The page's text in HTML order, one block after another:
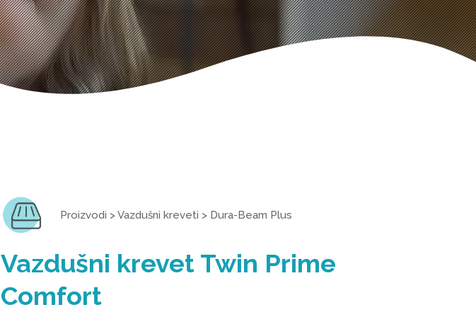
Proizvodi >Vazdušni kreveti > Dura-Beam Plus
Vazdušni krevet Twin Prime
Comfort